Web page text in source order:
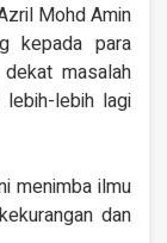
Mohd Amin
kepada para
masalah
lebih lagi
menimba ilmu
dan